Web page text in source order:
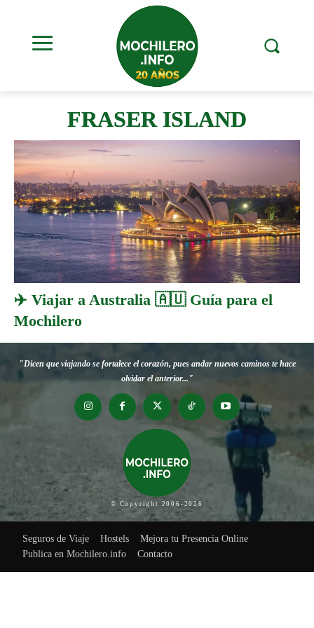
FRASER ISLAND
✈️ Viajar a Australia 🇦🇺 Guía para el
Mochilero
"Dicen que viajando se fortalece el corazón, pues andar nuevos caminos te hace
olvidar el anterior..."
© Copyright 2006-2026
Seguros de Viaje Hostels
Mejora tu Presencia Online
Publica en Mochilero.info
Contacto